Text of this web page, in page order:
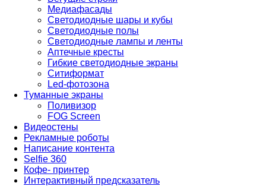
Медиафасады
Светодиодные шары и кубы
Светодиодные полы
Светодиодные лампы и ленты
Аптечные кресты
Гибкие светодиодные экраны
Ситиформат
Led-фотозона
Туманные экраны
Поливизор
FOG Screen
Видеостены
Рекламные роботы
Написание контента
Selfie 360
Кофе- принтер
Интерактивный предсказатель